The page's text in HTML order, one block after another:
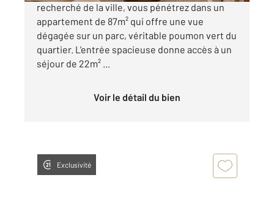
recherché de la ville, vous pénétrez dans un
appartement de 87m² qui offre une vue
dégagée sur un parc, véritable poumon vert du
quartier. L'entrée spacieuse donne accès à un
séjour de 22m² ...
Voir le détail du bien
Exclusivité